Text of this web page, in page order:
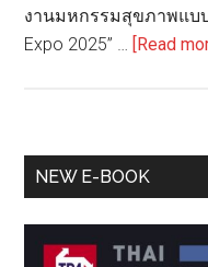
งานมหกรรมสุขภาพแบ
Expo 2025” …
[Read
Primary
NEW E-BOOK